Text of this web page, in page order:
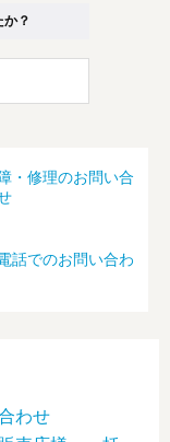
？
・修理のお問い合
話でのお問い合わ
わせ